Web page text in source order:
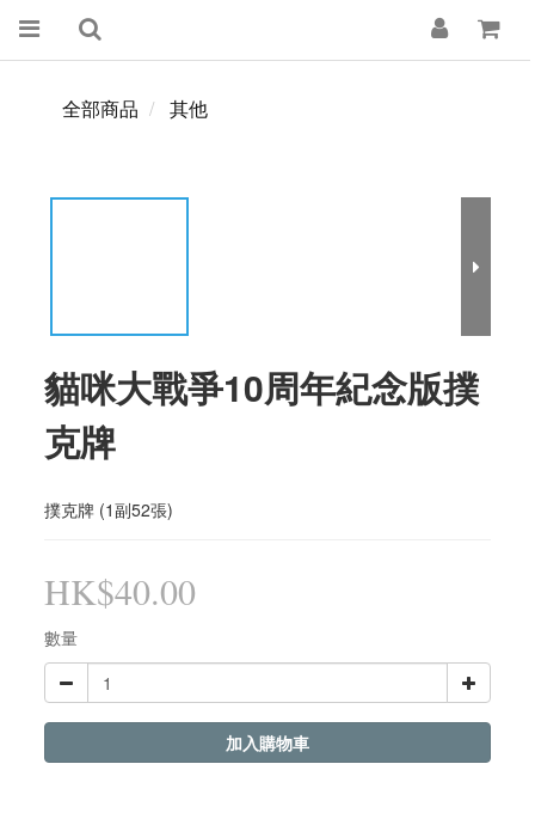
全部商品 其他
貓咪大戰爭10周年紀念版撲
克牌
撲克牌 (1副52張)
HK$40.00
數量
加入購物車